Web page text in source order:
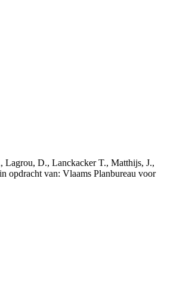
Lagrou, D., Lanckacker T., Matthijs, J.,
opdracht van: Vlaams Planbureau voor